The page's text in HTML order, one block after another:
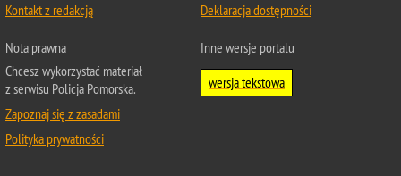
Kontakt z redakcją
Deklaracja dostępności
Nota prawna
Chcesz wykorzystać materiał
z serwisu Policja Pomorska.
Zapoznaj się z zasadami
Polityka prywatności
Inne wersje portalu
wersja tekstowa